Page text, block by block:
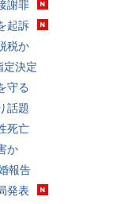
謝罪
起訴
税か
定決定
守る
話題
死亡
か
報告
発表